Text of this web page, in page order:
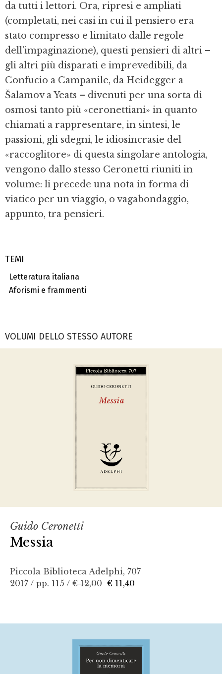
TEMI
Letteratura italiana
Aforismi e frammenti
da tutti i lettori. Ora, ripresi e ampliati
(completati, nei casi in cui il pensiero era
stato compresso e limitato dalle regole
dell’impaginazione), questi pensieri di altri –
gli altri più disparati e imprevedibili, da
Confucio a Campanile, da Heidegger a
Šalamov a Yeats – divenuti per una sorta di
osmosi tanto più «ceronettiani» in quanto
chiamati a rappresentare, in sintesi, le
passioni, gli sdegni, le idiosincrasie del
«raccoglitore» di questa singolare antologia,
vengono dallo stesso Ceronetti riuniti in
volume: li precede una nota in forma di
viatico per un viaggio, o vagabondaggio,
appunto, tra pensieri.
VOLUMI DELLO STESSO AUTORE
Guido Ceronetti
Messia
Piccola Biblioteca Adelphi, 707
2017 / pp. 115 / € 12,00 € 11,40